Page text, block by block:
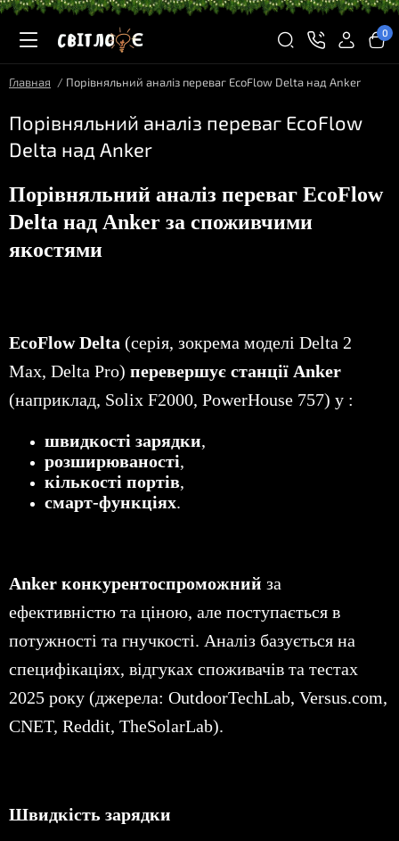
0
Главная Порівняльний аналіз переваг EcoFlow Delta над Anker
Порівняльний аналіз переваг EcoFlow
Delta над Anker
Порівняльний аналіз переваг EcoFlow
Delta над Anker за споживчими
якостями
EcoFlow Delta (серія, зокрема моделі Delta 2
Max, Delta Pro) перевершує станції Anker
(наприклад, Solix F2000, PowerHouse 757) у :
швидкості зарядки,
розширюваності,
кількості портів,
смарт-функціях.
Anker конкурентоспроможний за
ефективністю та ціною, але поступається в
потужності та гнучкості. Аналіз базується на
специфікаціях, відгуках споживачів та тестах
2025 року (джерела: OutdoorTechLab, Versus.com,
CNET, Reddit, TheSolarLab).
Швидкість зарядки